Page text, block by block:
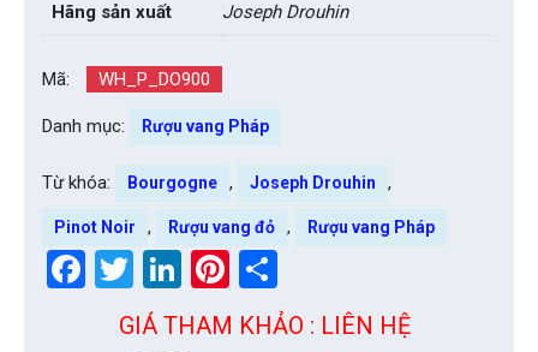
Hãng sản xuất Joseph Drouhin
Mã: WH_P_DO900
Danh mục: Rượu vang Pháp
Từ khóa: Bourgogne , Joseph Drouhin ,
Pinot Noir , Rượu vang đỏ , Rượu vang Pháp
Facebook
Twitter
LinkedIn
Pinterest
GIÁ THAM KHẢO : LIÊN HỆ